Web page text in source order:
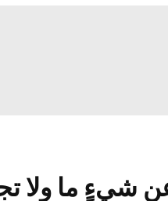
شيءٍ ما ولا